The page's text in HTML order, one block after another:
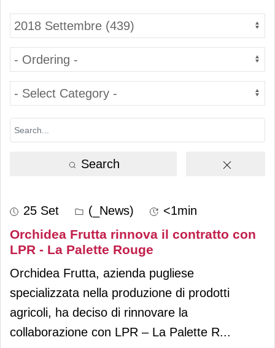
Search
25 Set (_News) <1min
Orchidea Frutta rinnova il contratto con
LPR - La Palette Rouge
Orchidea Frutta, azienda pugliese
specializzata nella produzione di prodotti
agricoli, ha deciso di rinnovare la
collaborazione con LPR – La Palette R...